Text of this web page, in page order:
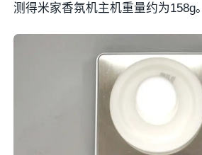
测得米家香氛机主机重量约为158g。